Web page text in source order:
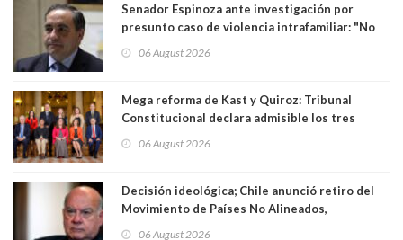
Senador Espinoza ante investigación por
presunto caso de violencia intrafamiliar: "No
antecedentes a Tribunal Supremo
06 August 2026
Mega reforma de Kast y Quiroz: Tribunal
Constitucional declara admisible los tres
06 August 2026
Decisión ideológica; Chile anunció retiro del
Movimiento de Países No Alineados,
06 August 2026